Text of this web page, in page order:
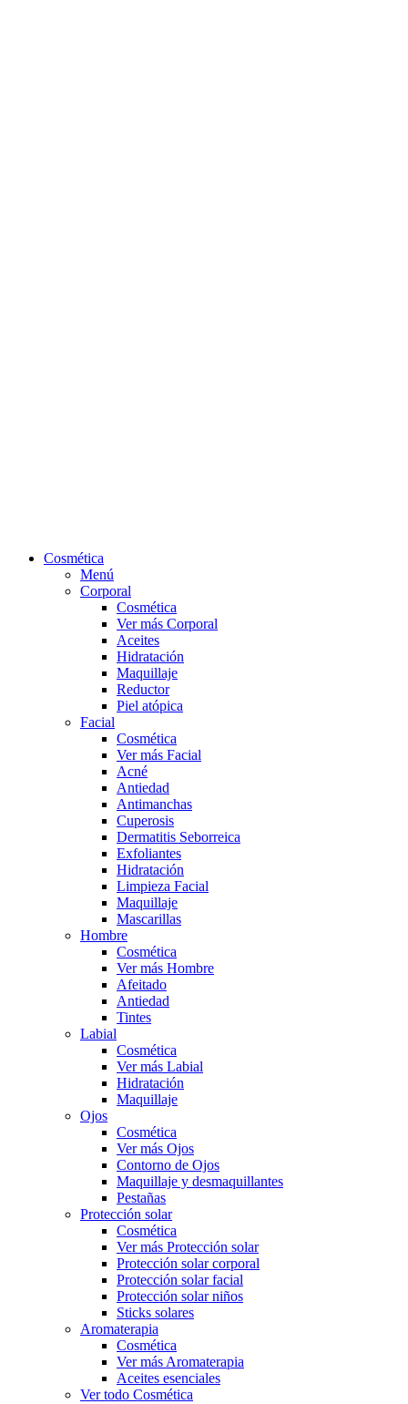
Cosmética
Menú
Corporal
Cosmética
Ver más Corporal
Aceites
Hidratación
Maquillaje
Reductor
Piel atópica
Facial
Cosmética
Ver más Facial
Acné
Antiedad
Antimanchas
Cuperosis
Dermatitis Seborreica
Exfoliantes
Hidratación
Limpieza Facial
Maquillaje
Mascarillas
Hombre
Cosmética
Ver más Hombre
Afeitado
Antiedad
Tintes
Labial
Cosmética
Ver más Labial
Hidratación
Maquillaje
Ojos
Cosmética
Ver más Ojos
Contorno de Ojos
Maquillaje y desmaquillantes
Pestañas
Protección solar
Cosmética
Ver más Protección solar
Protección solar corporal
Protección solar facial
Protección solar niños
Sticks solares
Aromaterapia
Cosmética
Ver más Aromaterapia
Aceites esenciales
Ver todo Cosmética